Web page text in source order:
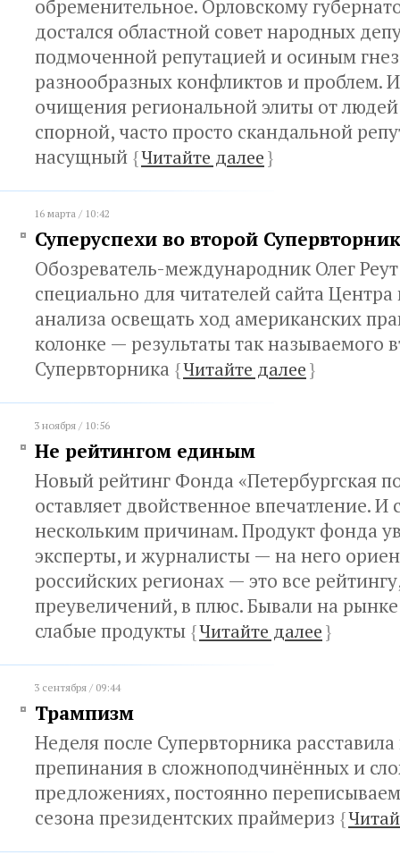
обременительное. Орловскому
достался областной совет народных
подмоченной репутацией и осиным
разнообразных конфликтов и проблем.
очищения региональной элиты от людей
спорной, часто просто скандальной
насущный {Читайте далее}
16 марта / 10:42
Суперуспехи во второй Супервторник
Обозреватель-международник Олег
специально для читателей сайта Центра
анализа освещать ход американских
колонке — результаты так называемого
Супервторника {Читайте далее}
3 ноября / 10:56
Не рейтингом единым
Новый рейтинг Фонда «Петербургская
оставляет двойственное впечатление. И
нескольким причинам. Продукт фонда
эксперты, и журналисты — на него
российских регионах — это все
преувеличений, в плюс. Бывали на
слабые продукты {Читайте далее}
3 сентября / 09:44
Трампизм
Неделя после Супервторника
препинания в сложноподчинённых и
предложениях, постоянно
сезона президентских праймериз {